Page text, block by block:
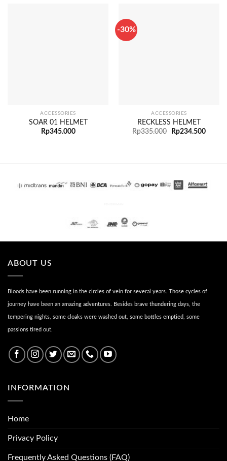
ACCESSORIES
SOAR 01 HELMET
Rp345.000
-30%
ACCESSORIES
RECKLESS HELMET
Rp335.000 Rp234.500
ABOUT US
Bloods have been running in the circles of vein for several years. Those cycles of
journey have been an amazing adventures. Besides brave thundering days, the
tempering nights, some cloaks were washed out, some bottles emptied, some
passions tired out.
INFORMATION
Home
Privacy Policy
Frequently Asked Questions (FAQ)